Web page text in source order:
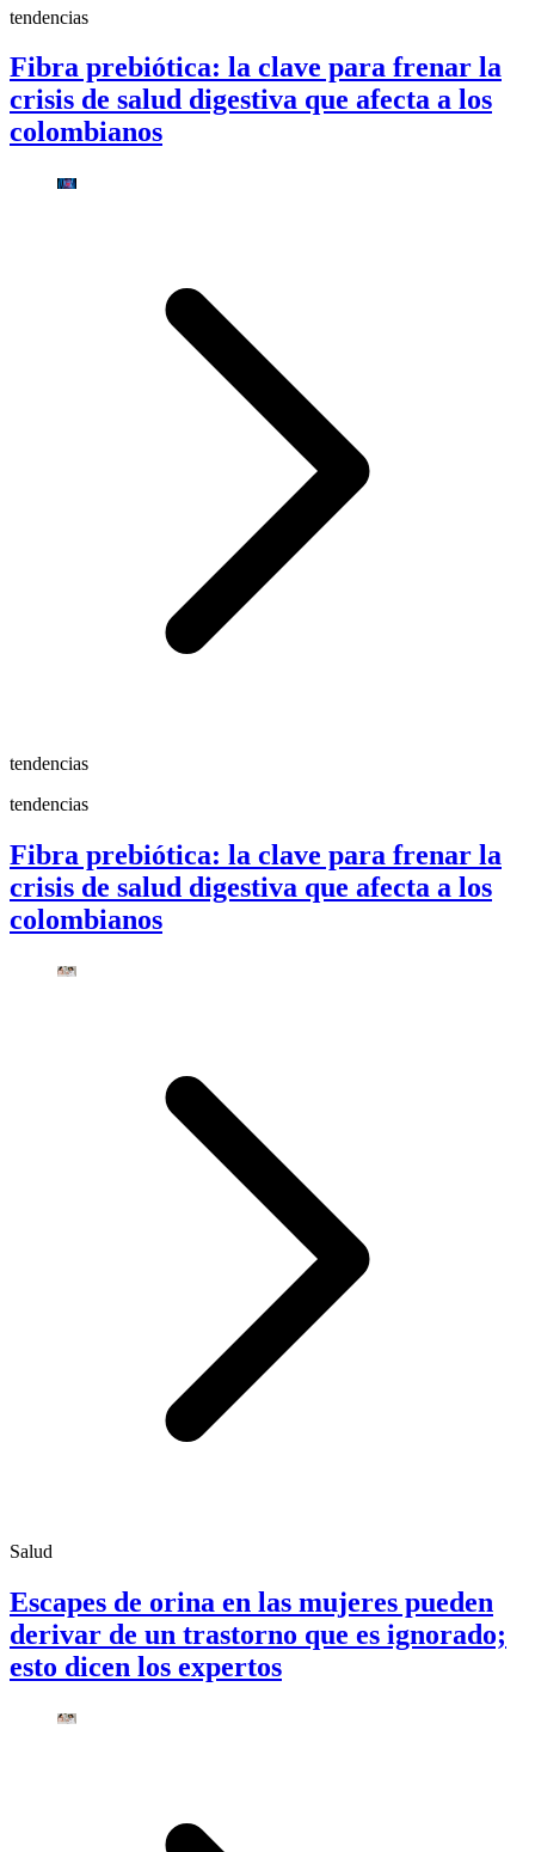
tendencias
Fibra prebiótica: la clave para frenar la
crisis de salud digestiva que afecta a los
colombianos
tendencias
tendencias
Fibra prebiótica: la clave para frenar la
crisis de salud digestiva que afecta a los
colombianos
Salud
Escapes de orina en las mujeres pueden
derivar de un trastorno que es ignorado;
esto dicen los expertos